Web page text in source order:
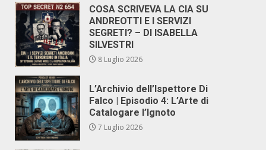
COSA SCRIVEVA LA CIA SU
ANDREOTTI E I SERVIZI
SEGRETI? – DI ISABELLA
SILVESTRI
8 Luglio 2026
L’Archivio dell’Ispettore Di
Falco | Episodio 4: L’Arte di
Catalogare l’Ignoto
7 Luglio 2026